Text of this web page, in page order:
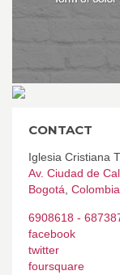
CONTACT
Iglesia Cristiana
Av. Ciudad de
Bogotá Colombia
6908618 -
facebook
twitter
foursquare